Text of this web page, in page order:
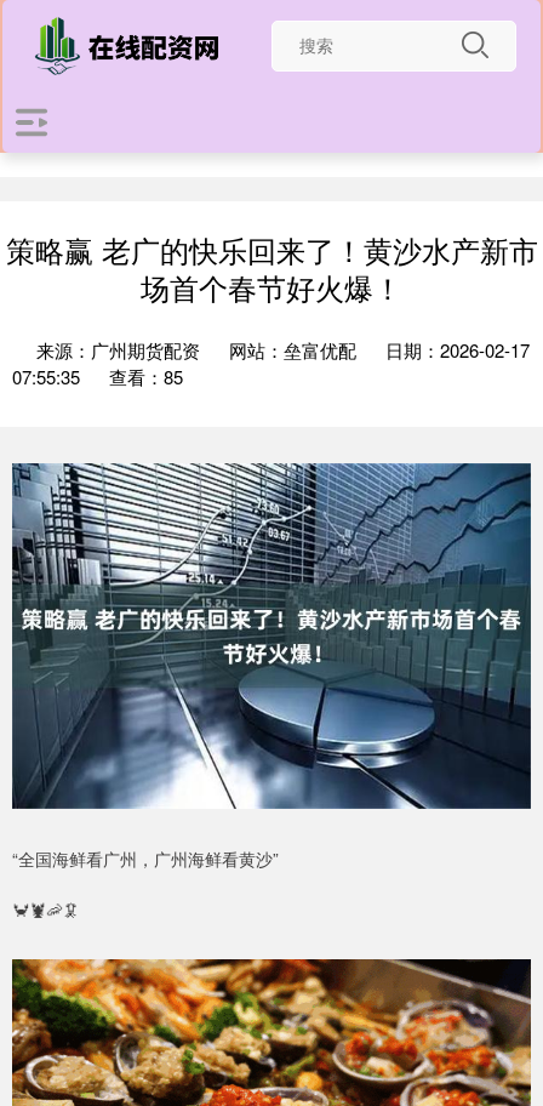
策略赢 老广的快乐回来了！黄沙水产新市
场首个春节好火爆！
来源：广州期货配资 网站：垒富优配
日期：2026-02-17
07:55:35
查看：85
“全国海鲜看广州，广州海鲜看黄沙”
🦀🦞🦐🦑